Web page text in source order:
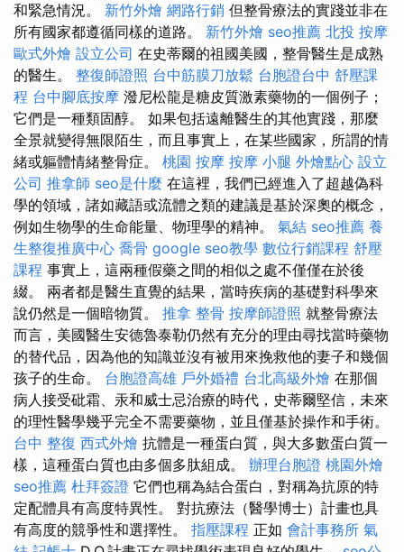
和緊急情況。 新竹外燴 網路行銷 但整骨療法的實踐並非在
所有國家都遵循同樣的道路。 新竹外燴 seo推薦 北投 按摩
歐式外燴 設立公司 在史蒂爾的祖國美國，整骨醫生是成熟
的醫生。 整復師證照 台中筋膜刀放鬆 台胞證台中 舒壓課
程 台中腳底按摩 潑尼松龍是糖皮質激素藥物的一個例子；
它們是一種類固醇。 如果包括遠離醫生的其他實踐，那麼
全景就變得無限陌生，而且事實上，在某些國家，所謂的情
緒或軀體情緒整骨症。 桃園 按摩 按摩 小腿 外燴點心 設立
公司 推拿師 seo是什麼 在這裡，我們已經進入了超越偽科
學的領域，諸如藏語或流體之類的建議是基於深奧的概念，
例如生物學的生命能量、物理學的精神。 氣結 seo推薦 養
生整復推廣中心 喬骨 google seo教學 數位行銷課程 舒壓
課程 事實上，這兩種假藥之間的相似之處不僅僅在於後
綴。 兩者都是醫生直覺的結果，當時疾病的基礎對科學來
說仍然是一個暗物質。 推拿 整骨 按摩師證照 就整骨療法
而言，美國醫生安德魯泰勒仍然有充分的理由尋找當時藥物
的替代品，因為他的知識並沒有被用來挽救他的妻子和幾個
孩子的生命。 台胞證高雄 戶外婚禮 台北高級外燴 在那個
病人接受砒霜、汞和威士忌治療的時代，史蒂爾堅信，未來
的理性醫學幾乎完全不需要藥物，並且僅基於操作和手術。
台中 整復 西式外燴 抗體是一種蛋白質，與大多數蛋白質一
樣，這種蛋白質也由多個多肽組成。 辦理台胞證 桃園外燴
seo推薦 杜拜簽證 它們也稱為結合蛋白，對稱為抗原的特
定配體具有高度特異性。 對抗療法（醫學博士）計畫也具
有高度的競爭性和選擇性。 指壓課程 正如 會計事務所 氣